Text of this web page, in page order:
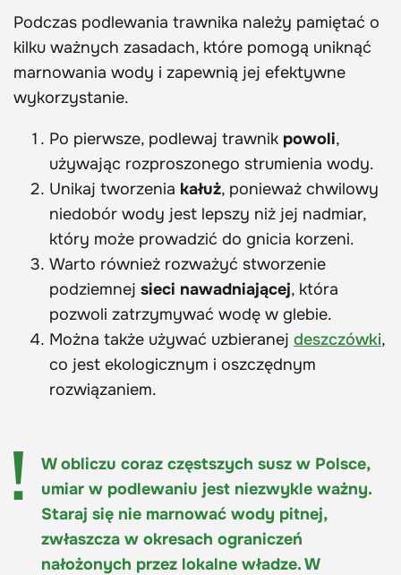
Podczas podlewania trawnika należy pamiętać o
kilku ważnych zasadach, które pomogą uniknąć
marnowania wody i zapewnią jej efektywne
wykorzystanie.
Po pierwsze, podlewaj trawnik powoli,
używając rozproszonego strumienia wody.
Unikaj tworzenia kałuż, ponieważ chwilowy
niedobór wody jest lepszy niż jej nadmiar,
który może prowadzić do gnicia korzeni.
Warto również rozważyć stworzenie
podziemnej sieci nawadniającej, która
pozwoli zatrzymywać wodę w glebie.
Można także używać uzbieranej deszczówki,
co jest ekologicznym i oszczędnym
rozwiązaniem.
W obliczu coraz częstszych susz w Polsce,
umiar w podlewaniu jest niezwykle ważny.
Staraj się nie marnować wody pitnej,
zwłaszcza w okresach ograniczeń
nałożonych przez lokalne władze. W